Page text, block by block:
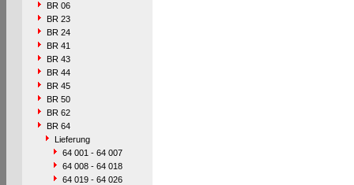
BR 06
BR 23
BR 24
BR 41
BR 43
BR 44
BR 45
BR 50
BR 62
BR 64
Lieferung
64 001 - 64 007
64 008 - 64 018
64 019 - 64 026